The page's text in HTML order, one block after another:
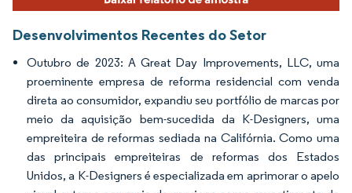
Desenvolvimentos Recentes do Setor
Outubro de 2023: A Great Day Improvements, LLC, uma
proeminente empresa de reforma residencial com venda
direta ao consumidor, expandiu seu portfólio de marcas por
meio da aquisição bem-sucedida da K-Designers, uma
empreiteira de reformas sediada na Califórnia. Como uma
das principais empreiteiras de reformas dos Estados
Unidos, a K-Designers é especializada em aprimorar o apelo